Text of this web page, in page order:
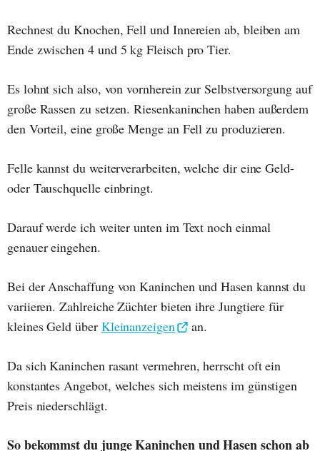
Rechnest du Knochen, Fell und Innereien ab, bleiben am
Ende zwischen 4 und 5 kg Fleisch pro Tier.
Es lohnt sich also, von vornherein zur Selbstversorgung auf
große Rassen zu setzen. Riesenkaninchen haben außerdem
den Vorteil, eine große Menge an Fell zu produzieren.
Felle kannst du weiterverarbeiten, welche dir eine Geld-
oder Tauschquelle einbringt.
Darauf werde ich weiter unten im Text noch einmal
genauer eingehen.
Bei der Anschaffung von Kaninchen und Hasen kannst du
variieren. Zahlreiche Züchter bieten ihre Jungtiere für
kleines Geld über Kleinanzeigen an.
Da sich Kaninchen rasant vermehren, herrscht oft ein
konstantes Angebot, welches sich meistens im günstigen
Preis niederschlägt.
So bekommst du junge Kaninchen und Hasen schon ab